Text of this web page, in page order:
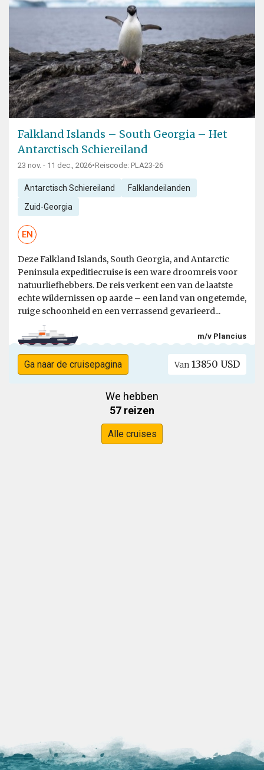
Falkland Islands – South Georgia – Het
Antarctisch Schiereiland
23 nov. - 11 dec., 2026•Reiscode: PLA23-26
Antarctisch Schiereiland Falklandeilanden
Zuid-Georgia
EN
Deze Falkland Islands, South Georgia, and Antarctic
Peninsula expeditiecruise is een ware droomreis voor
natuurliefhebbers. De reis verkent een van de laatste
echte wildernissen op aarde – een land van ongetemde,
ruige schoonheid en een verrassend gevarieerd...
m/v Plancius
Ga naar de cruisepagina Van 13850 USD
We hebben
57 reizen
Alle cruises